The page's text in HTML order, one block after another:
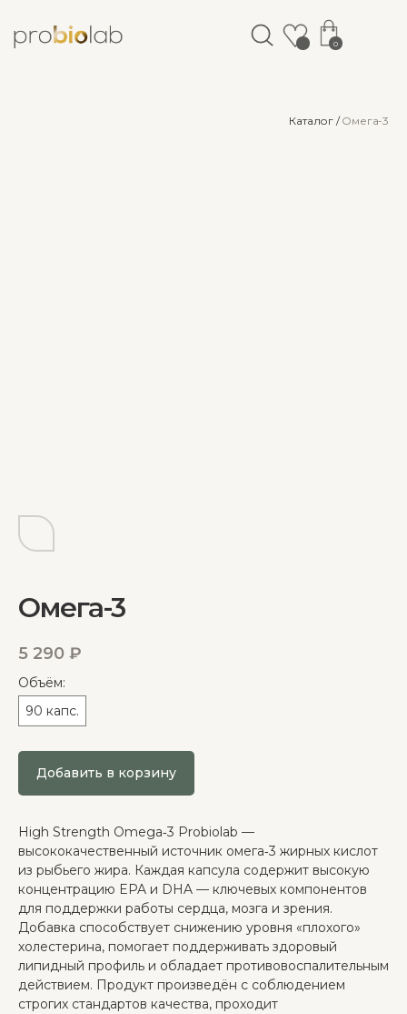
0
Каталог / Омега-3
Омега-3
5 290 ₽
Объём:
90 капс.
Добавить в корзину
High Strength Omega‑3 Probiolab —
высококачественный источник омега‑3 жирных кислот
из рыбьего жира. Каждая капсула содержит высокую
концентрацию EPA и DHA — ключевых компонентов
для поддержки работы сердца, мозга и зрения.
Добавка способствует снижению уровня «плохого»
холестерина, помогает поддерживать здоровый
липидный профиль и обладает противовоспалительным
действием. Продукт произведён с соблюдением
строгих стандартов качества, проходит